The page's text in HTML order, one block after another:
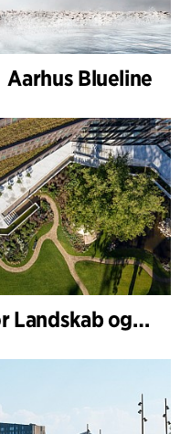
Aarhus Blueline
Carlsberg Hovedkontor Landskab og renovering af Carl Jacobsens Have